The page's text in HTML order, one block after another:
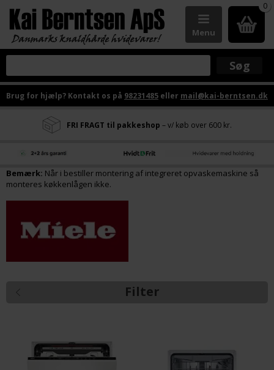
0
Menu
Brug for hjælp? Kontakt os på 98231485 eller mail@kai-berntsen.dk
FRI FRAGT til pakkeshop – v/ køb over 600 kr.
Bemærk: Når i bestiller montering af integreret opvaskemaskine så
monteres køkkenlågen ikke.
Filter